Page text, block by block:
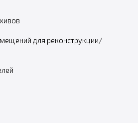
для реконструкции/